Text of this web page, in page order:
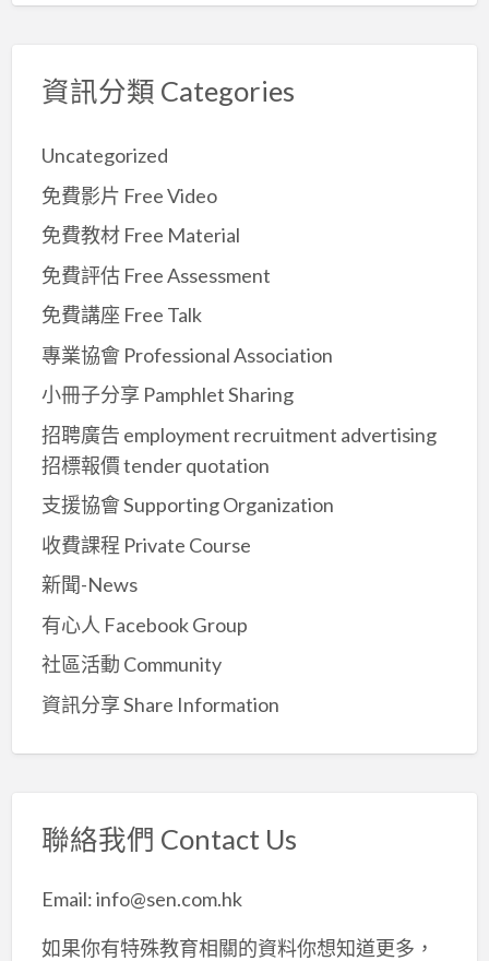
資訊分類 Categories
Uncategorized
免費影片 Free Video
免費教材 Free Material
免費評估 Free Assessment
免費講座 Free Talk
專業協會 Professional Association
小冊子分享 Pamphlet Sharing
招聘廣告 employment recruitment advertising
招標報價 tender quotation
支援協會 Supporting Organization
收費課程 Private Course
新聞-News
有心人 Facebook Group
社區活動 Community
資訊分享 Share Information
聯絡我們 Contact Us
Email: info@sen.com.hk
如果你有特殊教育相關的資料你想知道更多，